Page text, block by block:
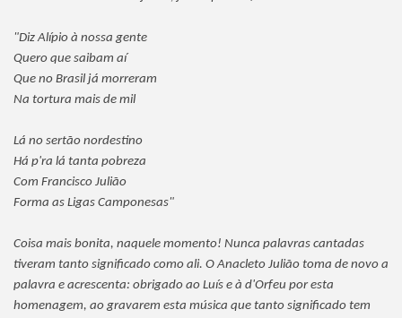
"Diz Alípio à nossa gente
Quero que saibam aí
Que no Brasil já morreram
Na tortura mais de mil
Lá no sertão nordestino
Há p'ra lá tanta pobreza
Com Francisco Julião
Forma as Ligas Camponesas"
Coisa mais bonita, naquele momento! Nunca palavras cantadas
tiveram tanto significado como ali. O Anacleto Julião toma de novo a
palavra e acrescenta: obrigado ao Luís e à d'Orfeu por esta
homenagem, ao gravarem esta música que tanto significado tem